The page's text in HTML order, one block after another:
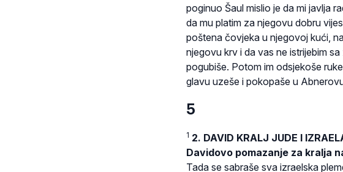
poginuo Šaul mislio je da mi javlja
da mu platim za njegovu dobru
poštena čovjeka u njegovoj kući,
njegovu krv i da vas ne istrijebim
pogubiše. Potom im odsjekoše
glavu uzeše i pokopaše u
5
1 2. DAVID KRALJ JUDE I
Davidovo pomazanje za kralja
Tada se sabraše sva izraelska